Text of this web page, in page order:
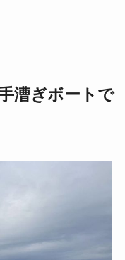
漕ぎボートで